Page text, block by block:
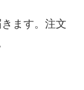
ます。注文